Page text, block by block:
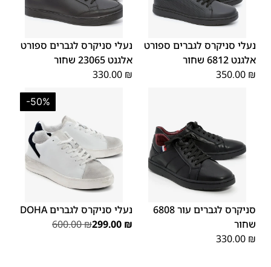
40
41
42
43
נעלי סניקרס לגברים ספורט
אלגנט 6812 שחור
350.00 ₪
39
40
41
42
43
נעלי סניקרס לגברים ספורט
אלגנט 23065 שחור
330.00 ₪
40
41
42
43
סניקרס לגברים עור 6808
שחור
330.00 ₪
-50%
נעלי סניקרס לגברים DOHA
600.00₪299.00 ₪